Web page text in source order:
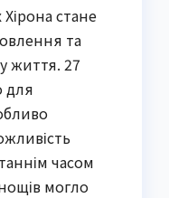
стане
та
життя. 27
для
часом
могло